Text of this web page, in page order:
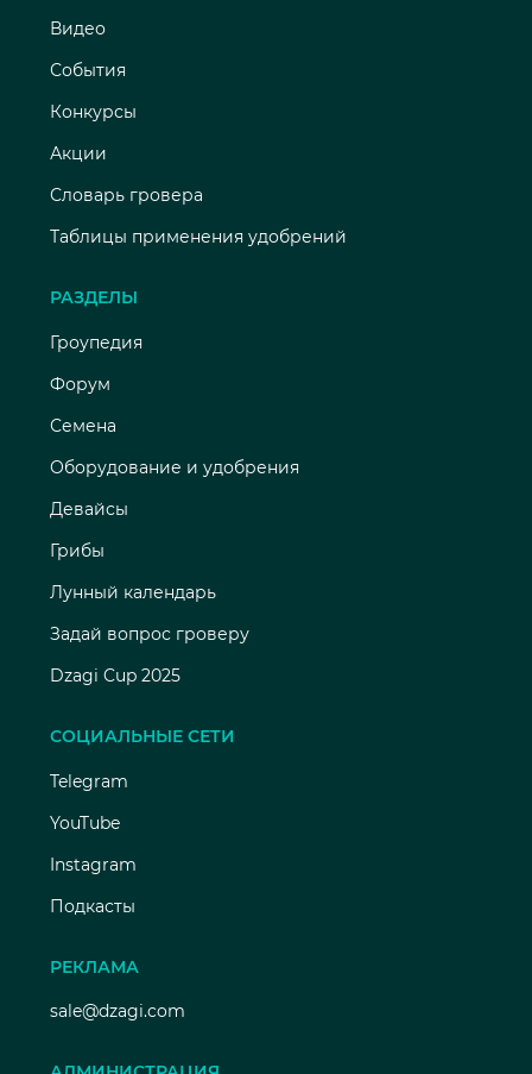
Видео
События
Конкурсы
Акции
Словарь гровера
Таблицы применения удобрений
РАЗДЕЛЫ
Гроупедия
Форум
Семена
Оборудование и удобрения
Девайсы
Грибы
Лунный календарь
Задай вопрос гроверу
Dzagi Cup 2025
СОЦИАЛЬНЫЕ СЕТИ
Telegram
YouTube
Instagram
Подкасты
РЕКЛАМА
sale@dzagi.com